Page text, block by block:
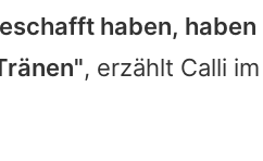
haben, haben
, erzählt Calli im